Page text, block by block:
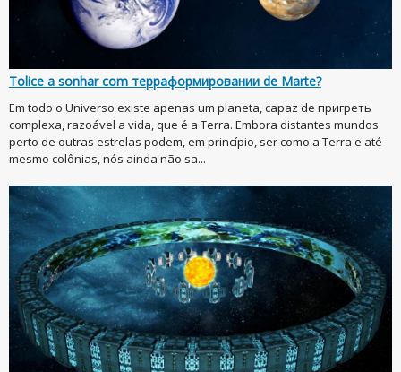
Tolice a sonhar com терраформировании de Marte?
Em todo o Universo existe apenas um planeta, capaz de пригреть
complexa, razoável a vida, que é a Terra. Embora distantes mundos
perto de outras estrelas podem, em princípio, ser como a Terra e até
mesmo colônias, nós ainda não sa...